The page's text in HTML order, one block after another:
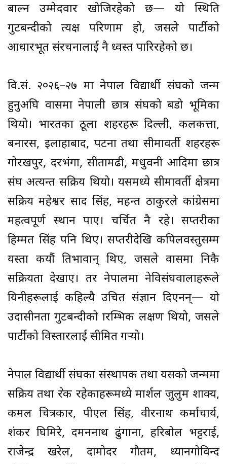
बाल्न उम्मेदवार खोजिरहेको छ— यो स्थिति
गुटबन्दीको प्रत्यक्ष परिणाम हो, जसले पार्टीको
आधारभूत संरचनालाई नै ध्वस्त पारिरहेको छ।
वि.सं. २०२६–२७ मा नेपाल विद्यार्थी संघको जन्म
हुनुअघि प्रवासमा नेपाली छात्र संघको बडो भूमिका
थियो। भारतका ठूला शहरहरू दिल्ली, कलकत्ता,
बनारस, इलाहाबाद, पटना तथा सीमावर्ती शहरहरू
गोरखपुर, दरभंगा, सीतामढी, मधुवनी आदिमा छात्र
संघ अत्यन्त सक्रिय थियो। यसमध्ये सीमावर्ती क्षेत्रमा
सक्रिय महेश्वर प्रसाद सिंह, महन्त ठाकुरले कांग्रेसमा
महत्वपूर्ण स्थान पाए। चर्चित नै रहे। सप्तरीका
हिम्मत सिंह पनि थिए। सप्तरीदेखि कपिलवस्तुसम्म
यस्ता कयौं प्रतिभावान् थिए, जसले प्रवासमा निकै
सक्रियता देखाए। तर नेपालमा नेविसंघवालाहरूले
यिनीहरूलाई कहिल्यै उचित संज्ञान दिएनन्— यो
उदासीनता गुटबन्दीको प्रारम्भिक लक्षण थियो, जसले
पार्टीको विस्तारलाई सीमित गर्यो।
नेपाल विद्यार्थी संघका संस्थापक तथा यसको जन्ममा
सक्रिय तथा प्रेरक रहेकाहरूमध्ये मार्शल जुलुम शाक्य,
कमल चित्रकार, पीएल सिंह, वीरनाथ कर्माचार्य,
शंकर घिमिरे, दमननाथ ढुंगाना, हरिबोल भट्टराई,
राजेन्द्र खरेल, दामोदर गौतम, ध्यानगोविन्द